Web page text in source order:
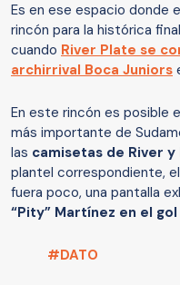
Es en ese espacio donde
rincón para la histórica
cuando River Plate se
archirrival Boca Juniors
En este rincón es posible
más importante de
las camisetas de River y
plantel correspondiente, el
fuera poco, una pantalla
“Pity” Martínez en el
#DATO